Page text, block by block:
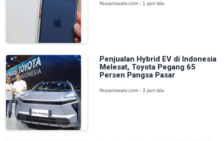
Nusantaratv.com - 1 jam lalu
Penjualan Hybrid EV di Indonesia
Melesat, Toyota Pegang 65
Persen Pangsa Pasar
Nusantaratv.com - 3 jam lalu